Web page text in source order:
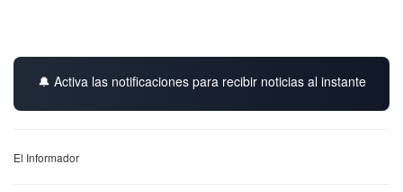
🔔 Activa las notificaciones para recibir noticias al instante
El Informador